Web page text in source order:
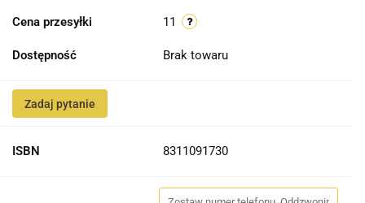
Cena przesyłki 11
Dostępność Brak towaru
Zadaj pytanie
ISBN 8311091730